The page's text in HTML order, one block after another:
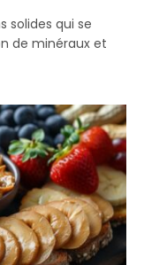
solides qui se
de minéraux et